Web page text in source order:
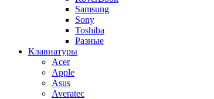
Samsung
Sony
Toshiba
Разные
Клавиатуры
Acer
Apple
Asus
Averatec